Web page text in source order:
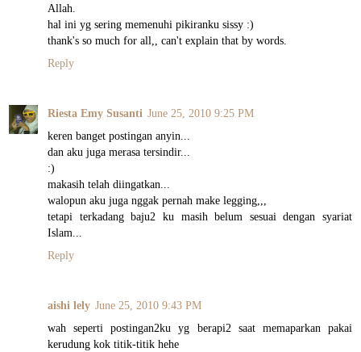
Allah.
hal ini yg sering memenuhi pikiranku sissy :)
thank's so much for all,, can't explain that by words.
Reply
Riesta Emy Susanti June 25, 2010 9:25 PM
keren banget postingan anyin...
dan aku juga merasa tersindir...
:)
makasih telah diingatkan...
walopun aku juga nggak pernah make legging,,,
tetapi terkadang baju2 ku masih belum sesuai dengan syariat
Islam...
Reply
aishi lely June 25, 2010 9:43 PM
wah seperti postingan2ku yg berapi2 saat memaparkan pakai
kerudung kok titik-titik hehe